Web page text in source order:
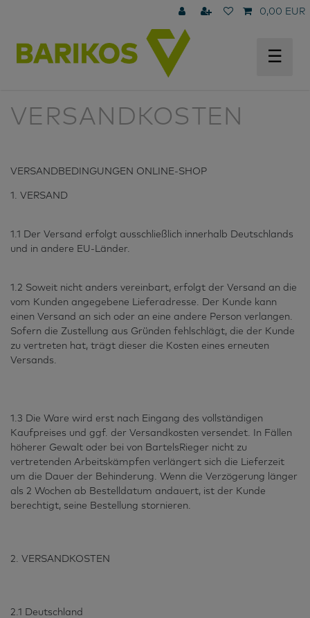
0,00 EUR
☰
VERSANDKOSTEN
VERSANDBEDINGUNGEN ONLINE-SHOP
1. VERSAND
1.1 Der Versand erfolgt ausschließlich innerhalb Deutschlands
und in andere EU-Länder.
1.2 Soweit nicht anders vereinbart, erfolgt der Versand an die
vom Kunden angegebene Lieferadresse. Der Kunde kann
einen Versand an sich oder an eine andere Person verlangen.
Sofern die Zustellung aus Gründen fehlschlägt, die der Kunde
zu vertreten hat, trägt dieser die Kosten eines erneuten
Versands.
1.3 Die Ware wird erst nach Eingang des vollständigen
Kaufpreises und ggf. der Versandkosten versendet. In Fällen
höherer Gewalt oder bei von BartelsRieger nicht zu
vertretenden Arbeitskämpfen verlängert sich die Lieferzeit
um die Dauer der Behinderung. Wenn die Verzögerung länger
als 2 Wochen ab Bestelldatum andauert, ist der Kunde
berechtigt, seine Bestellung stornieren.
2. VERSANDKOSTEN
2.1 Deutschland